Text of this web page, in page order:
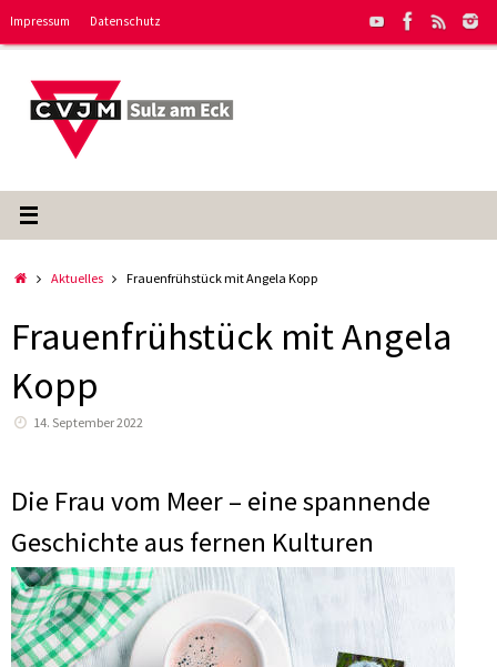
Impressum Datenschutz
StartAktuelles Frauenfrühstück mit Angela Kopp
Frauenfrühstück mit Angela
Kopp
14. September 2022
Die Frau vom Meer – eine spannende
Geschichte aus fernen Kulturen